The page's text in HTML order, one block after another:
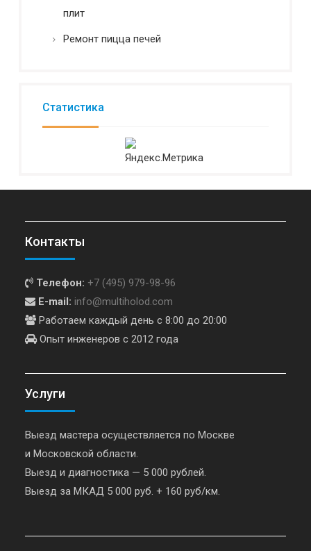
плит
Ремонт пицца печей
Статистика
Контакты
Телефон: +7 (495) 979-98-96
E-mail: info@multiholod.com
Работаем каждый день с 8:00 до 20:00
Опыт инженеров с 2012 года
Услуги
Выезд мастера осуществляется по Москве
и Московской области.
Выезд и диагностика — 5 000 рублей.
Выезд за МКАД 5 000 руб. + 160 руб/км.